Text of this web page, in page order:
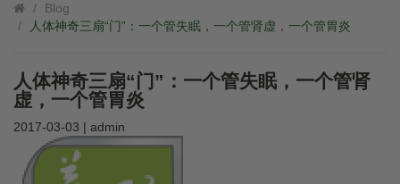
Blog
人体神奇三扇“门”：一个管失眠，一个管肾虚，一个管胃炎
人体神奇三扇“门”：一个管失眠，一个管肾
虚，一个管胃炎
2017-03-03 | admin